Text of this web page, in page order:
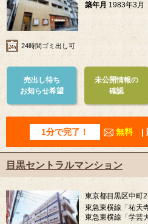
築年月 1983年3月
24時間ゴミ出し可
売出し待ち
お知らせ希望
未公開情報の
確認
1分で完了！ 無料 |
目黒セントラルマンション
東京都目黒区中町
東急東横線「祐天
東急東横線「学芸